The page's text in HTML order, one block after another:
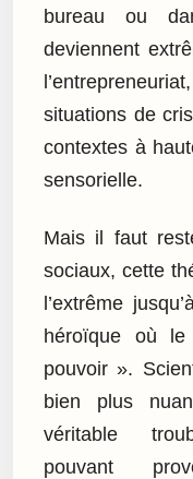
bureau ou
deviennent
situations de
contextes à
sensorielle.
Mais il faut
sociaux, cette
l’extrême
héroïque où
pouvoir ».
bien plus
véritable
pouvant